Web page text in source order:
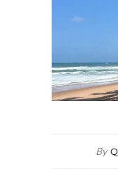
By